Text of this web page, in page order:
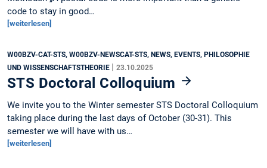
code to stay in good…
[weiterlesen]
W00BZV-CAT-STS, W00BZV-NEWSCAT-STS, NEWS, EVENTS, PHILOSOPHIE
UND WISSENSCHAFTSTHEORIE | 23.10.2025
STS Doctoral Colloquium
We invite you to the Winter semester STS Doctoral Colloquium
taking place during the last days of October (30-31). This
semester we will have with us…
[weiterlesen]